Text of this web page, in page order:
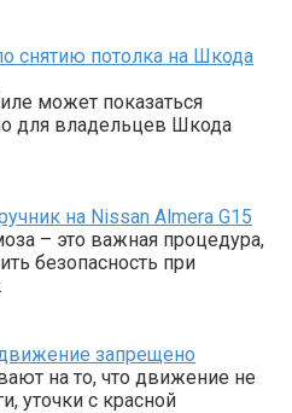
снятию потолка на Шкода
может показаться
для владельцев Шкода
на Nissan Almera G15
– это важная процедура,
безопасность при
запрещено
на то, что движение не
уточки с красной